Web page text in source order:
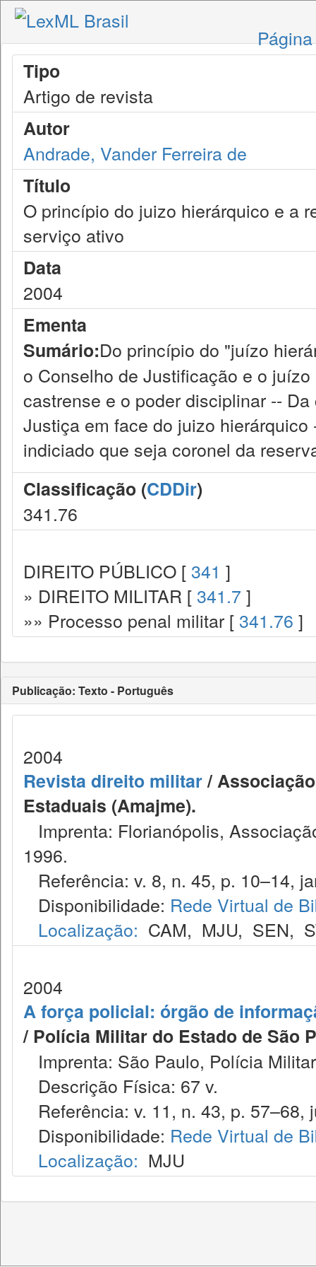
Tipo
Artigo de revista
Autor
Andrade, Vander Ferreira de
Título
O princípio do juizo hierárquico e a
serviço ativo
Data
2004
Ementa
Sumário:Do princípio do "juízo
o Conselho de Justificação e o
castrense e o poder disciplinar --
Justiça em face do juizo
indiciado que seja coronel da
Classificação (CDDir)
341.76
DIREITO PÚBLICO [ 341 ]
» DIREITO MILITAR [ 341.7 ]
»» Processo penal militar [ 341.76 ]
Publicação: Texto - Português
2004
Revista direito militar/
Estaduais (Amajme).
Imprenta: Florianópolis,
1996.
Referência: v. 8, n. 45, p. 10–14,
Disponibilidade: Rede Virtual de
Localização: CAM, MJU, SEN,
2004
A força policial: órgão de
/ Polícia Militar do Estado de São
Imprenta: São Paulo, Polícia
Descrição Física: 67 v.
Referência: v. 11, n. 43, p. 57–68,
Disponibilidade: Rede Virtual de
Localização: MJU